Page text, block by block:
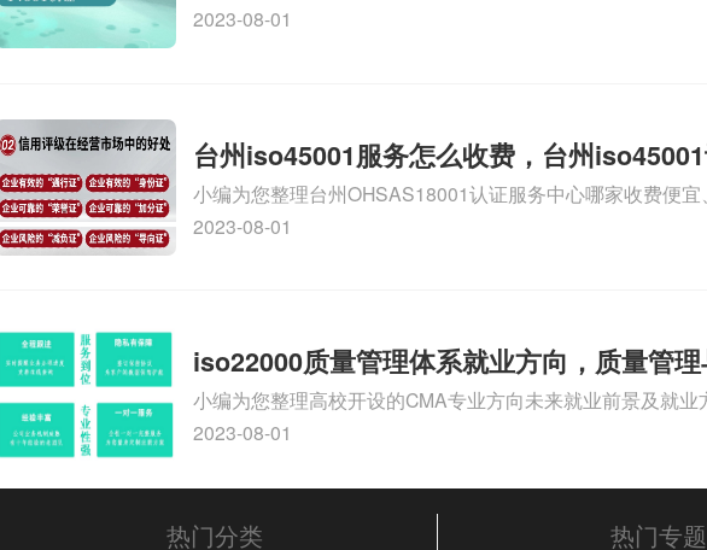
9000认证大概多少钱、石家庄9000认证价格贵吗、石家庄
2023-08-01
台州iso45001服务怎么收费，台州
么收费
小编为您整理台州OHSAS18001认证服务中心哪家收费便
认证，哪个咨询公司服务好、台州CE认证,台州机械机电CE
2023-08-01
iso22000质量管理体系就业方向，质量管
方向
小编为您整理高校开设的CMA专业方向未来就业前景及就业
就业方向有哪些、国际质量认证专业的就业方向、cpa和cma
文！
2023-08-01
热门分类 热门专题